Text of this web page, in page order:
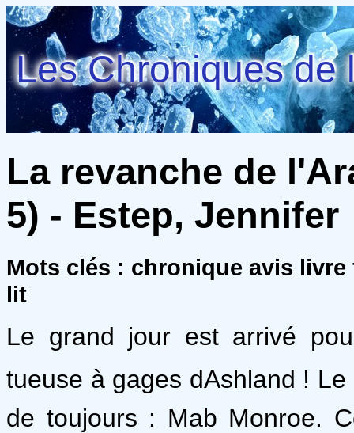
Les Chroniques de
La revanche de
5) - Estep, Jennifer
Mots clés : chronique avis
lit
Le grand jour est arrivé
tueuse à gages dAshland !
de toujours : Mab Monroe.